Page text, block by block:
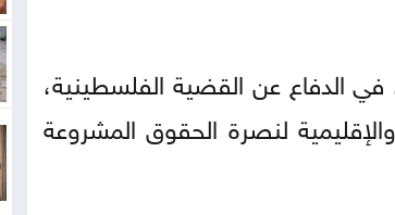
في الدفاع عن القضية الفلسطينية،
لنصرة الحقوق المشروعة